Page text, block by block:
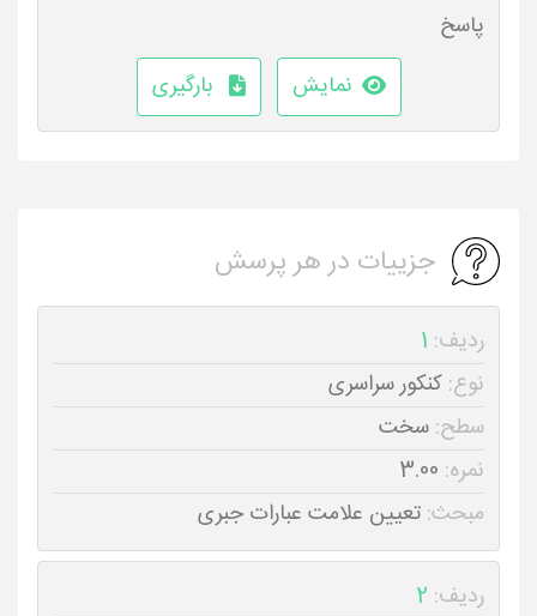
پاسخ
نمایش
بارگیری
جزییات در هر پرسش
ردیف: 1
نوع: کنکور سراسری
سطح: سخت
نمره: 3.00
مبحث: تعیین علامت عبارات جبری
ردیف: 2